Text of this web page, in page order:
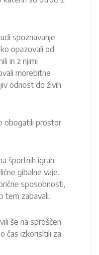
spoznavanje
opazovali od
in z njimi
morebitne
odnost do živih
obogatili prostor
športnih igrah
gibalne vaje.
sposobnosti,
tem zabavali.
še na sproščen
čas izkorisltili za